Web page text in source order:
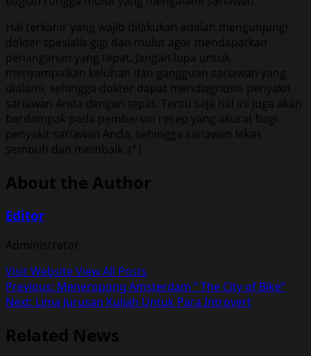
Hal terkahir yang wajib dilakukan adalah mengunjungi
dokter spesialis gigi dan mulut agar mendapatkan
penanganan yang tepat. Jangan lupa untuk
menyampaikan keluhan dan gangguan sariawan yang
dialami, sehingga dokter dapat mendiagnosis penyakit
sariawan Anda dengan tepat. Tentu saja hal ini juga akan
berdampak pada pemberian resep yang akurat bagi
penyakit sariawan Anda, sehingga sariawan lekas
sembuh dan membaik. (*)
About the Author
Editor
Administrator
Visit WebsiteView All Posts
Post
navigation
Previous: Meneropong Amsterdam ” The City of Bike”
Next: Lima Jurusan Kuliah Untuk Para Introvert
Related News